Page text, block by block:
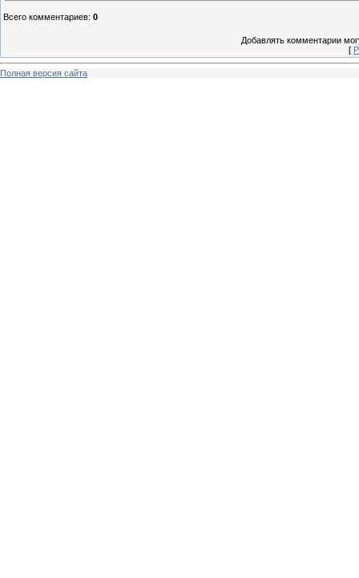
Всего комментариев: 0
Добавлять комментарии
[
Полная версия сайта